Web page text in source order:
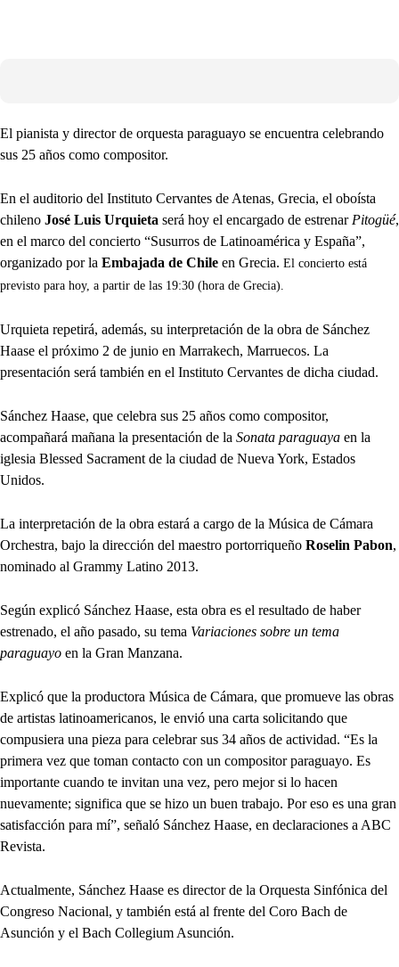
El pianista y director de orquesta paraguayo se encuentra celebrando
sus 25 años como compositor.
En el auditorio del Instituto Cervantes de Atenas, Grecia, el oboísta
chileno José Luis Urquieta será hoy el encargado de estrenarPitogüé,
en el marco del concierto “Susurros de Latinoamérica y España”,
organizado por la Embajada de Chile en Grecia. El concierto está
previsto para hoy, a partir de las 19:30 (hora de Grecia).
Urquieta repetirá, además, su interpretación de la obra de Sánchez
Haase el próximo 2 de junio en Marrakech, Marruecos. La
presentación será también en el Instituto Cervantes de dicha ciudad.
Sánchez Haase, que celebra sus 25 años como compositor,
acompañará mañana la presentación de la Sonata paraguaya en la
iglesia Blessed Sacrament de la ciudad de Nueva York, Estados
Unidos.
La interpretación de la obra estará a cargo de la Música de Cámara
Orchestra, bajo la dirección del maestro portorriqueño Roselin Pabon,
nominado al Grammy Latino 2013.
Según explicó Sánchez Haase, esta obra es el resultado de haber
estrenado, el año pasado, su tema Variaciones sobre un tema
paraguayo en la Gran Manzana.
Explicó que la productora Música de Cámara, que promueve las obras
de artistas latinoamericanos, le envió una carta solicitando que
compusiera una pieza para celebrar sus 34 años de actividad. “Es la
primera vez que toman contacto con un compositor paraguayo. Es
importante cuando te invitan una vez, pero mejor si lo hacen
nuevamente; significa que se hizo un buen trabajo. Por eso es una gran
satisfacción para mí”, señaló Sánchez Haase, en declaraciones a ABC
Revista.
Actualmente, Sánchez Haase es director de la Orquesta Sinfónica del
Congreso Nacional, y también está al frente del Coro Bach de
Asunción y el Bach Collegium Asunción.